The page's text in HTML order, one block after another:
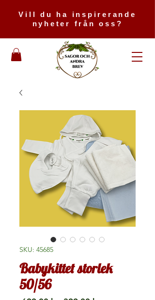
Vill du ha inspirerande
nyheter från oss?
SKU: 45685
Babykittet storlek
50/56